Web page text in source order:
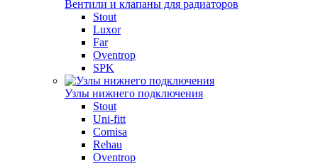
Вентили и клапаны для радиаторов
Stout
Luxor
Far
Oventrop
SPK
Узлы нижнего подключения
Stout
Uni-fitt
Comisa
Rehau
Oventrop